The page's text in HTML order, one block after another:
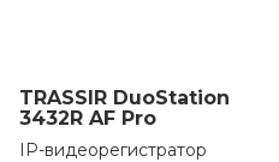
TRASSIR DuoStation
3432R AF Pro
IP-видеорегистратор